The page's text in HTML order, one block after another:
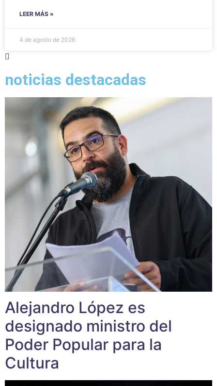
LEER MÁS »
4 de agosto de 2026
noticias destacadas
Alejandro López es
designado ministro del
Poder Popular para la
Cultura